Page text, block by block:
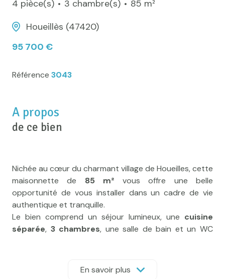
4 pièce(s)
3 chambre(s)
85 m²
Houeillès (47420)
95 700 €
Référence 3043
A propos
de ce bien
Nichée au cœur du charmant village de Houeilles, cette
maisonnette de 85 m² vous offre une belle
opportunité de vous installer dans un cadre de vie
authentique et tranquille.
Le bien comprend un séjour lumineux, une cuisine
séparée, 3 chambres, une salle de bain et un WC
pour révéler tout son potentiel.
En savoir plus